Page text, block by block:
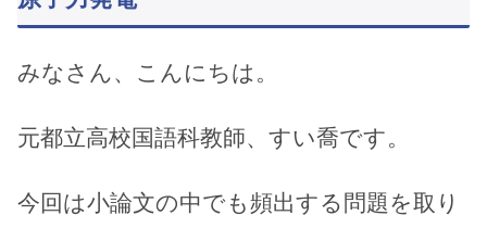
みなさん、こんにちは。
元都立高校国語科教師、すい喬です。
今回は小論文の中でも頻出する問題を取り